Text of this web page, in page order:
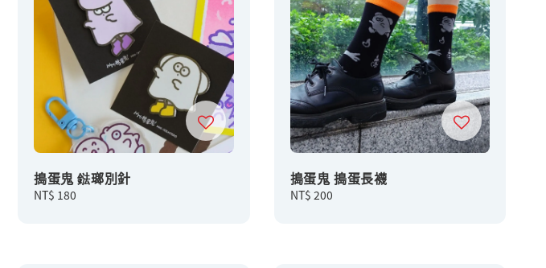
搗蛋鬼 鍅瑯別針
Regular
NT$ 180
搗蛋鬼 搗蛋長襪
Regular
NT$ 200